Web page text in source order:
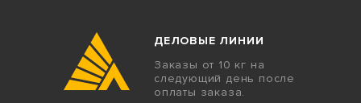
ДЕЛОВЫЕ ЛИНИИ
Заказы от 10 кг на
следующий день после
оплаты заказа.